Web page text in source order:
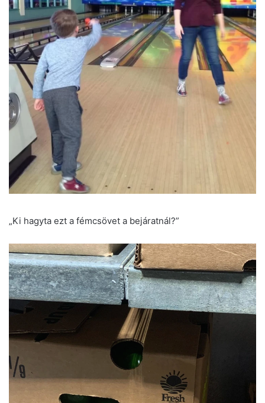
„Ki hagyta ezt a fémcsövet a bejáratnál?”